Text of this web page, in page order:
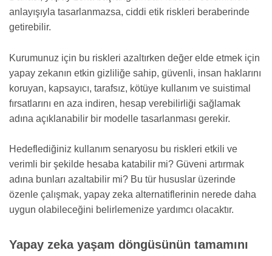
anlayışıyla tasarlanmazsa, ciddi etik riskleri beraberinde
getirebilir.
Kurumunuz için bu riskleri azaltırken değer elde etmek için
yapay zekanın etkin gizliliğe sahip, güvenli, insan haklarını
koruyan, kapsayıcı, tarafsız, kötüye kullanım ve suistimal
fırsatlarını en aza indiren, hesap verebilirliği sağlamak
adına açıklanabilir bir modelle tasarlanması gerekir.
Hedeflediğiniz kullanım senaryosu bu riskleri etkili ve
verimli bir şekilde hesaba katabilir mi? Güveni artırmak
adına bunları azaltabilir mi? Bu tür hususlar üzerinde
özenle çalışmak, yapay zeka alternatiflerinin nerede daha
uygun olabileceğini belirlemenize yardımcı olacaktır.
Yapay zeka yaşam döngüsünün tamamını